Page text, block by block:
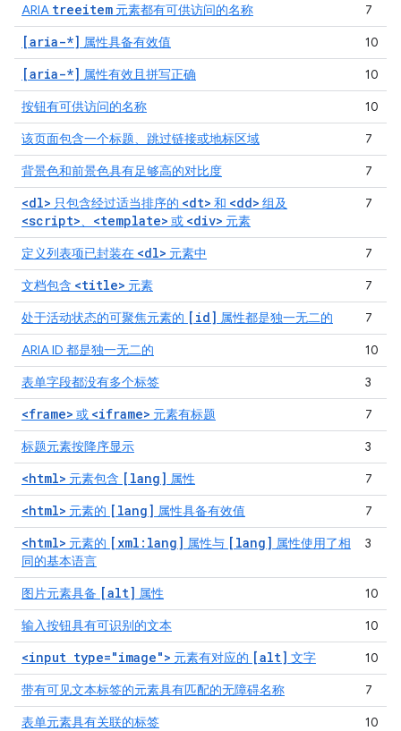
ARIA treeitem 元素都有可供访问的名称 7
[aria-*] 属性具备有效值 10
[aria-*] 属性有效且拼写正确
10
按钮有可供访问的名称
10
该页面包含一个标题、跳过链接或地标区域
7
背景色和前景色具有足够高的对比度
7
<dl> 只包含经过适当排序的 <dt> 和 <dd> 组及
<script>、 <template> 或 <div> 元素
7
定义列表项已封装在 <dl> 元素中
7
文档包含 <title> 元素
7
处于活动状态的可聚焦元素的 [id] 属性都是独一无二的
7
ARIA ID 都是独一无二的
10
表单字段都没有多个标签
3
<frame> 或 <iframe> 元素有标题
7
标题元素按降序显示
3
<html> 元素包含 [lang] 属性 7
<html> 元素的 [lang] 属性具备有效值 7
<html> 元素的 [xml:lang] 属性与 [lang] 属性使用了相
同的基本语言
3
图片元素具备 [alt] 属性
10
输入按钮具有可识别的文本
10
<input type="image"> 元素有对应的 [alt] 文字
10
带有可见文本标签的元素具有匹配的无障碍名称
7
表单元素具有关联的标签
10